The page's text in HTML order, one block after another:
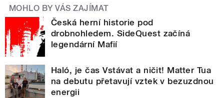
MOHLO BY VÁS ZAJÍMAT
Česká herní historie pod
drobnohledem. SideQuest začíná
legendární Mafií
Haló, je čas Vstávat a ničit! Matter Tua
na debutu přetavují vztek v bezuzdnou
energii